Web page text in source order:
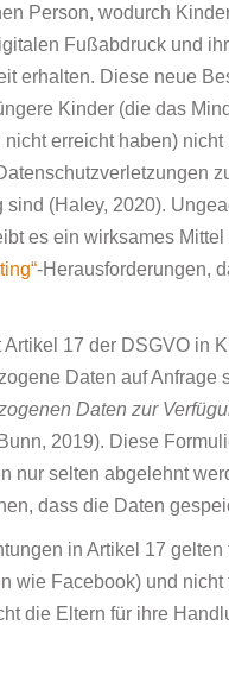
Person, wodurch
Fußabdruck und
erhalten. Diese neue
Kinder (die das
nicht erreicht haben) nicht
sind (Haley, 2020).
es ein wirksames
-Herausforderungen,
Artikel 17 der DSGVO in
Daten auf Anfrage
Daten zur
2019). Diese
nur selten abgelehnt
dass die Daten
in Artikel 17
wie Facebook) und
die Eltern für ihre